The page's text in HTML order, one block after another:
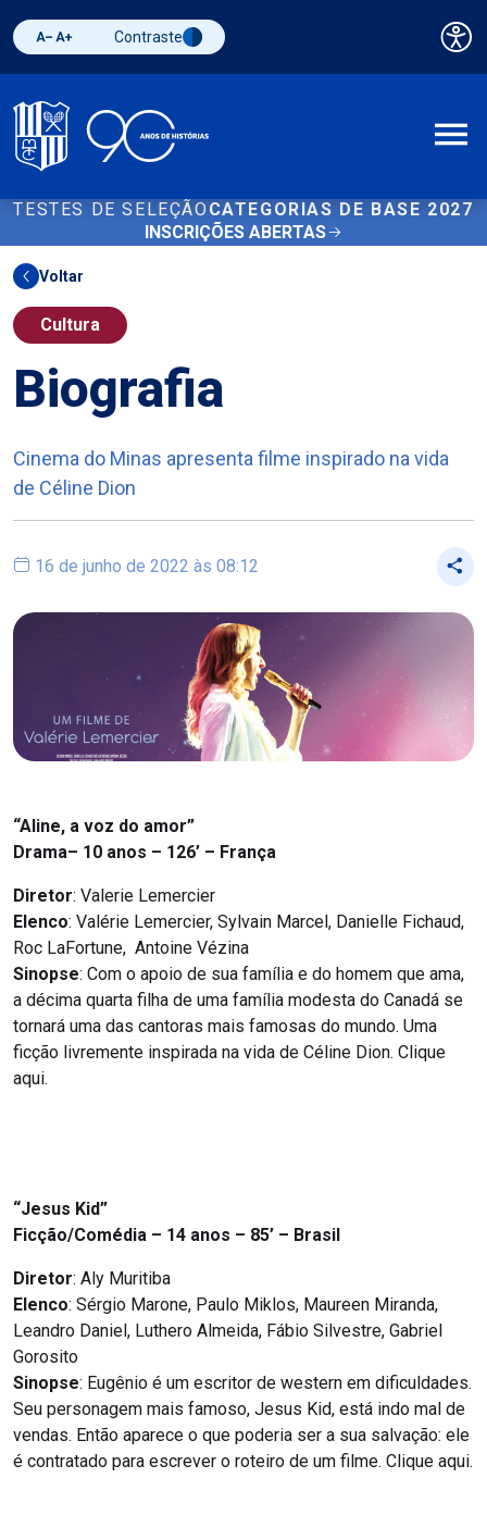
Diminuir fonte
Aumentar fonteAlternar contraste
Contraste
TESTES DE SELEÇÃO CATEGORIAS DE BASE 2027
INSCRIÇÕES ABERTAS
Voltar
Cultura
Biografia
Cinema do Minas apresenta filme inspirado na vida
de Céline Dion
16 de junho de 2022 às 08:12
“Aline, a voz do amor”
Drama– 10 anos – 126’ – França
Diretor: Valerie Lemercier
Elenco: Valérie Lemercier, Sylvain Marcel, Danielle Fichaud,
Roc LaFortune, Antoine Vézina
Sinopse: Com o apoio de sua família e do homem que ama,
a décima quarta filha de uma família modesta do Canadá se
tornará uma das cantoras mais famosas do mundo. Uma
ficção livremente inspirada na vida de Céline Dion. Clique
aqui.
“Jesus Kid”
Ficção/Comédia – 14 anos – 85’ – Brasil
Diretor: Aly Muritiba
Elenco: Sérgio Marone, Paulo Miklos, Maureen Miranda,
Leandro Daniel, Luthero Almeida, Fábio Silvestre, Gabriel
Gorosito
Sinopse: Eugênio é um escritor de western em dificuldades.
Seu personagem mais famoso, Jesus Kid, está indo mal de
vendas. Então aparece o que poderia ser a sua salvação: ele
é contratado para escrever o roteiro de um filme. Clique aqui.